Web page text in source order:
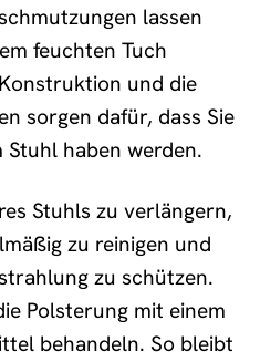
lassen
feuchten Tuch
und die
sorgen dafür, dass Sie
Stuhl haben werden.
Stuhls zu verlängern,
zu reinigen und
zu schützen.
Polsterung mit einem
behandeln. So bleibt